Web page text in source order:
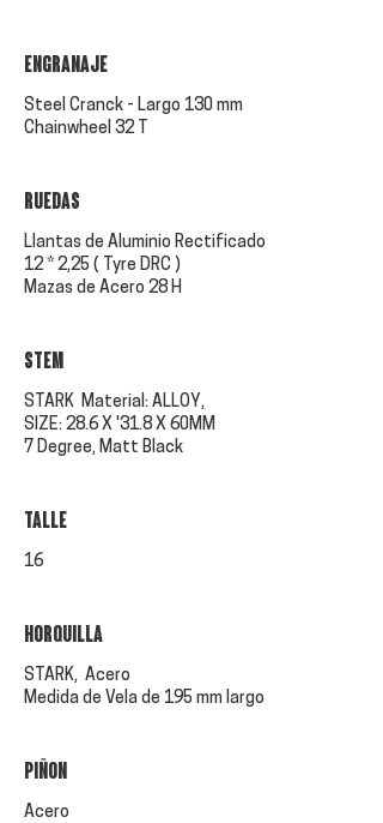
ENGRANAJE
Steel Cranck - Largo 130 mm
Chainwheel 32 T
RUEDAS
Llantas de Aluminio Rectificado
12 * 2,25 ( Tyre DRC )
Mazas de Acero 28 H
STEM
STARK Material: ALLOY,
SIZE: 28.6 X '31.8 X 60MM
7 Degree, Matt Black
TALLE
16
HORQUILLA
STARK, Acero
Medida de Vela de 195 mm largo
PIÑON
Acero